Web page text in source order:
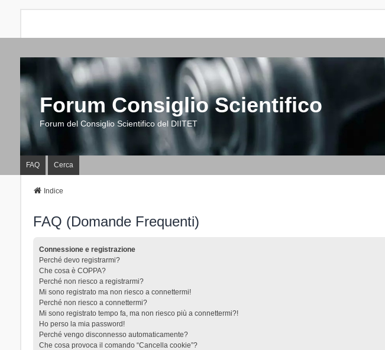
Forum Consiglio Scientifico
Forum del Consiglio Scientifico del DIITET
FAQ Cerca
Indice
FAQ (Domande Frequenti)
Connessione e registrazione
Perché devo registrarmi?
Che cosa è COPPA?
Perché non riesco a registrarmi?
Mi sono registrato ma non riesco a connettermi!
Perché non riesco a connettermi?
Mi sono registrato tempo fa, ma non riesco più a connettermi?!
Ho perso la mia password!
Perché vengo disconnesso automaticamente?
Che cosa provoca il comando “Cancella cookie”?